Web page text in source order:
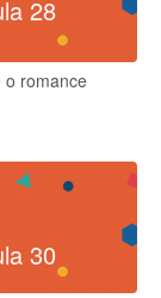
28
o romance
30